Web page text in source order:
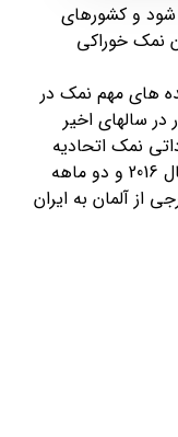
شود و کشورهای
نمک خوراکی
های مهم نمک در
سالهای اخیر
نمک اتحادیه
اروپا به ایران کشور آلمان بوده است.در سال 2016 و دو ماهه
نمک خارجی از آلمان به ایران